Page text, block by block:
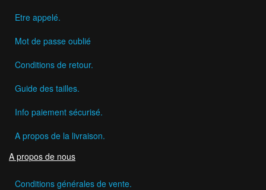
Etre appelé.
Mot de passe oublié
Conditions de retour.
Guide des tailles.
Info paiement sécurisé.
A propos de la livraison.
A propos de nous
Conditions générales de vente.